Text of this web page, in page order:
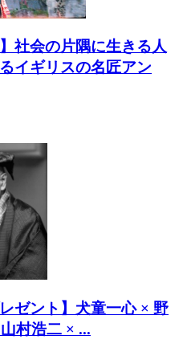
社会の片隅に生きる人
イギリスの名匠アン
ゼント】犬童一心 × 野
村浩二 × ...